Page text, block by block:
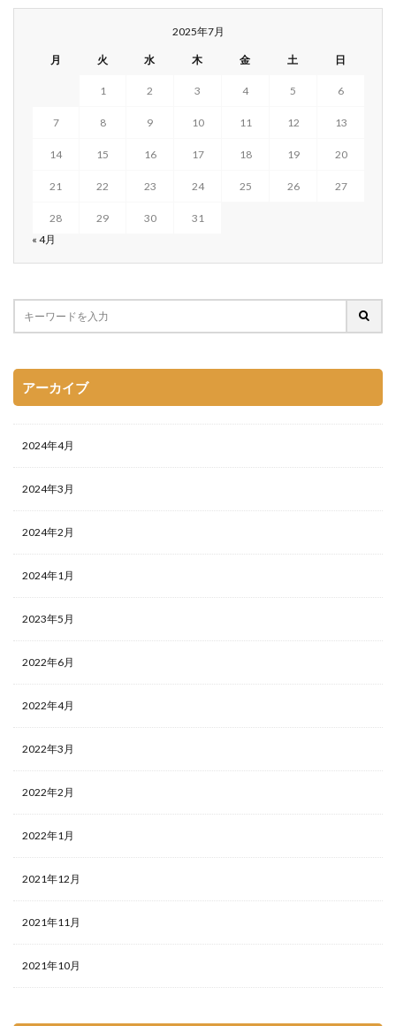
2025年7月
月 火 水 木 金 土 日
1 2 3 4 5 6
7 8 9 10 11 12 13
14 15 16 17 18 19 20
21 22 23 24 25 26 27
28 29 30
31
« 4月
アーカイブ
2024年4月
2024年3月
2024年2月
2024年1月
2023年5月
2022年6月
2022年4月
2022年3月
2022年2月
2022年1月
2021年12月
2021年11月
2021年10月